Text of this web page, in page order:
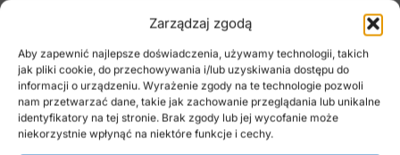
Zarządzaj zgodą
Aby zapewnić najlepsze doświadczenia, używamy technologii, takich
jak pliki cookie, do przechowywania i/lub uzyskiwania dostępu do
informacji o urządzeniu. Wyrażenie zgody na te technologie pozwoli
nam przetwarzać dane, takie jak zachowanie przeglądania lub unikalne
identyfikatory na tej stronie. Brak zgody lub jej wycofanie może
niekorzystnie wpłynąć na niektóre funkcje i cechy.
Rękojmia wiary publicznej ksiąg wieczystych nie
działa przeciwko temu prawu. Oznacza to, że
nabycie nieruchomości od osoby wpisanej jako
właściciel nie musi prowadzić do wygaśnięcia
niewpisanego dożywocia.